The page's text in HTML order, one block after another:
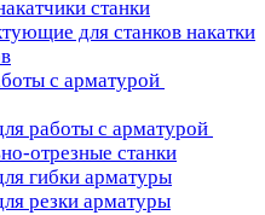
станки
для станков накатки
с арматурой
работы с арматурой
отрезные станки
гибки арматуры
резки арматуры